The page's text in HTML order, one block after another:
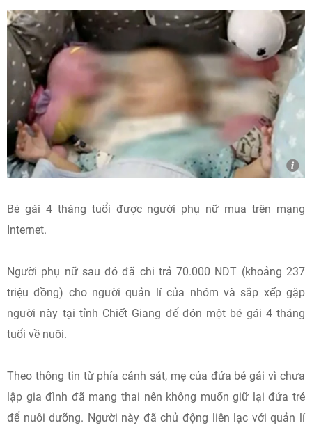
Bé gái 4 tháng tuổi được người phụ nữ mua trên mạng
Internet.
Người phụ nữ sau đó đã chi trả 70.000 NDT (khoảng 237
triệu đồng) cho người quản lí của nhóm và sắp xếp gặp
người này tại tỉnh Chiết Giang để đón một bé gái 4 tháng
tuổi về nuôi.
Theo thông tin từ phía cảnh sát, mẹ của đứa bé gái vì chưa
lập gia đình đã mang thai nên không muốn giữ lại đứa trẻ
để nuôi dưỡng. Người này đã chủ động liên lạc với quản lí